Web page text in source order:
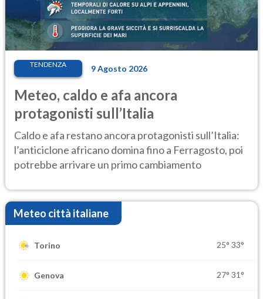
TENDENZA 9 Agosto 2026
Meteo, caldo e afa ancora
protagonisti sull’Italia
Caldo e afa restano ancora protagonisti sull’Italia:
l’anticiclone africano domina fino a Ferragosto, poi
potrebbe arrivare un primo cambiamento
Meteo città italiane
Torino 25° 33°
Genova 27° 31°